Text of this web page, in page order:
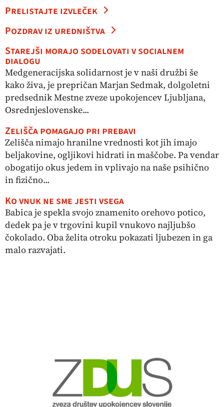
Prelistajte izvleček
Pozdrav iz uredništva
Starejši morajo sodelovati v socialnem
dialogu
Medgeneracijska solidarnost je v naši družbi še
kako živa, je prepričan Marjan Sedmak, dolgoletni
predsednik Mestne zveze upokojencev Ljubljana,
Osrednjeslovenske...
Zelišča pomagajo pri prebavi
Zelišča nimajo hranilne vrednosti kot jih imajo
beljakovine, ogljikovi hidrati in maščobe. Pa vendar
obogatijo okus jedem in vplivajo na naše psihično
in fizično...
Ko vnuk ne sme jesti vsega
Babica je spekla svojo znamenito orehovo potico,
dedek pa je v trgovini kupil vnukovo najljubšo
čokolado. Oba želita otroku pokazati ljubezen in ga
malo razvajati.